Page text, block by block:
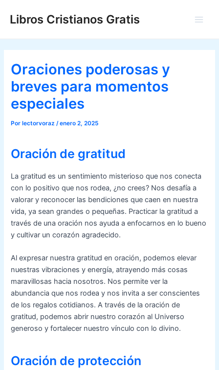
Libros Cristianos Gratis
Oraciones poderosas y
breves para momentos
especiales
Porlectorvoraz /enero 2, 2025
Oración de gratitud
La gratitud es un sentimiento misterioso que nos conecta
con lo positivo que nos rodea, ¿no crees? Nos desafía a
valorar y reconocer las bendiciones que caen en nuestra
vida, ya sean grandes o pequeñas. Practicar la gratitud a
través de una oración nos ayuda a enfocarnos en lo bueno
y cultivar un corazón agradecido.
Al expresar nuestra gratitud en oración, podemos elevar
nuestras vibraciones y energía, atrayendo más cosas
maravillosas hacia nosotros. Nos permite ver la
abundancia que nos rodea y nos invita a ser conscientes
de los regalos cotidianos. A través de la oración de
gratitud, podemos abrir nuestro corazón al Universo
generoso y fortalecer nuestro vínculo con lo divino.
Oración de protección